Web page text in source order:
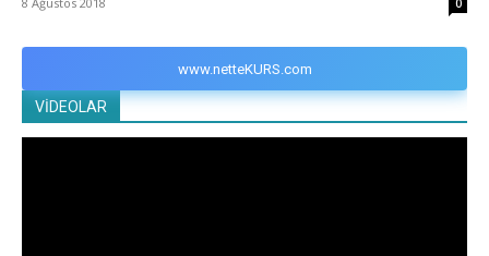
0
www.netteKURS.com
VİDEOLAR